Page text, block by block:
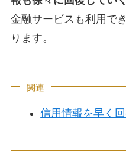
金融サービスも利用で
ります。
関連
信用情報を早く